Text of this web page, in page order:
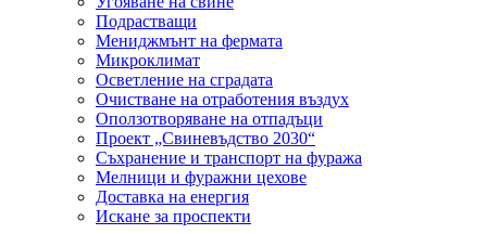
Подрастващи
Мениджмънт на фермата
Микроклимат
Осветление на сградата
Очистване на отработения въздух
Оползотворяване на отпадъци
Проект „Свиневъдство 2030“
Съхранение и транспорт на фуража
Мелници и фуражни цехове
Доставка на енергия
Искане за проспекти